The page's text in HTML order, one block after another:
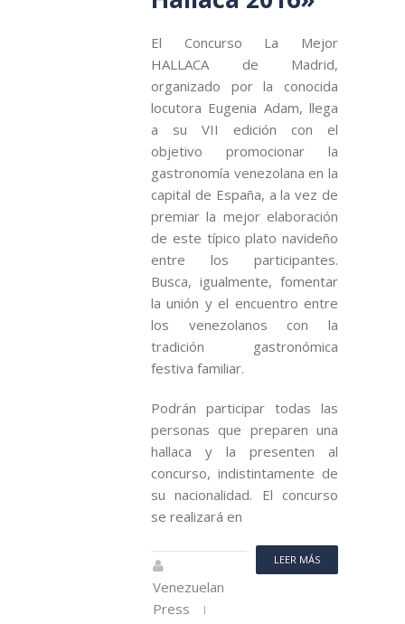
El Concurso La Mejor
HALLACA de Madrid,
organizado por la conocida
locutora Eugenia Adam, llega
a su VII edición con el
objetivo promocionar la
gastronomía venezolana en la
capital de España, a la vez de
premiar la mejor elaboración
de este típico plato navideño
entre los participantes.
Busca, igualmente, fomentar
la unión y el encuentro entre
los venezolanos con la
tradición gastronómica
festiva familiar.
Podrán participar todas las
personas que preparen una
hallaca y la presenten al
concurso, indistintamente de
su nacionalidad. El concurso
se realizará en
LEER MÁS
Venezuelan
Press